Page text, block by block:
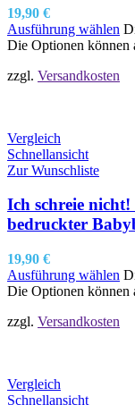
19,90 €
Ausführung wählen
Die Optionen können
zzgl. Versandkosten
Vergleich
Schnellansicht
Zur Wunschliste
Ich schreie nicht!
bedruckter
19,90 €
Ausführung wählen
Die Optionen können
zzgl. Versandkosten
Vergleich
Schnellansicht